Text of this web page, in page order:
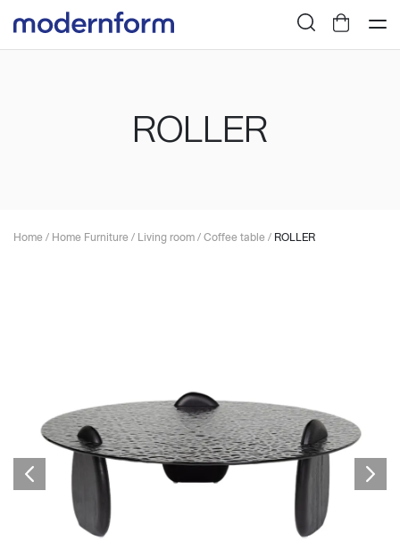
ROLLER
Home/Home Furniture/Living room/Coffee table/ROLLER